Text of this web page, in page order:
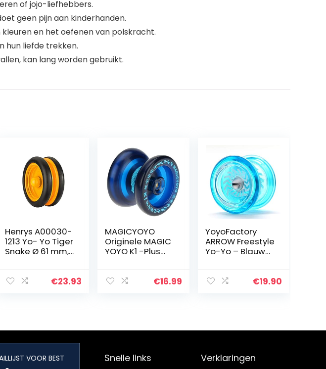
of jojo-liefhebbers.
geen pijn aan kinderhanden.
en het oefenen van polskracht.
hun liefde trekken.
kan lang worden gebruikt.
Henrys A00030-
1213 Yo- Yo Tiger
Snake Ø 61 mm,
(gesorteerde
€23.93
MAGICYOYO
Originele MAGIC
YOYO K1 -Plus
Beginners Yoyos
€16.99
YoyoFactory
ARROW Freestyle
Yo-Yo – Blauw
jojo)
€19.90
VOOR BEST Snelle links Verklaringen